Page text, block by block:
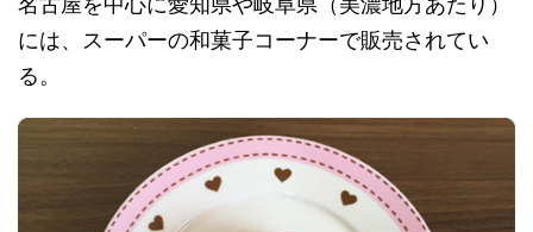
には、スーパーの和菓子コーナーで販売されてい
る。